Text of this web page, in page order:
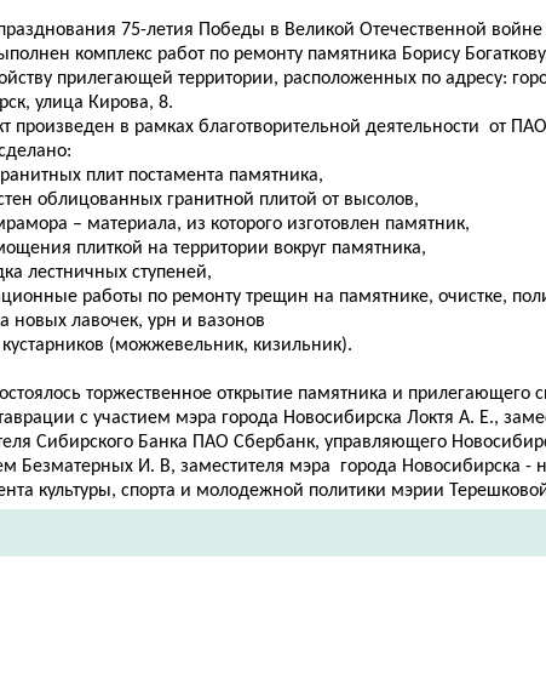
75-летия Победы в Великой Отечественной войне
комплекс работ по ремонту памятника Борису
прилегающей территории, расположенных по адресу:
улица Кирова, 8.
произведен в рамках благотворительной деятельности от
плит постамента памятника,
облицованных гранитной плитой от высолов,
– материала, из которого изготовлен памятник,
плиткой на территории вокруг памятника,
лестничных ступеней,
работы по ремонту трещин на памятнике, очистке,
новых лавочек, урн и вазонов
(можжевельник, кизильник).
торжественное открытие памятника и прилегающего
с участием мэра города Новосибирска Локтя А. Е.,
Сибирского Банка ПАО Сбербанк, управляющего
Безматерных И. В, заместителя мэра города Новосибирска -
культуры, спорта и молодежной политики мэрии